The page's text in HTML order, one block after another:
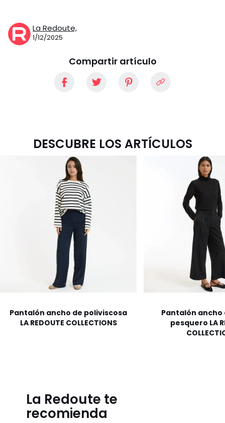
La Redoute,
1/12/2025
Compartir artículo
DESCUBRE LOS ARTÍCULOS
Pantalón ancho de poliviscosa
LA REDOUTE COLLECTIONS
Pantalón ancho
pesquero LA
La Redoute te
recomienda